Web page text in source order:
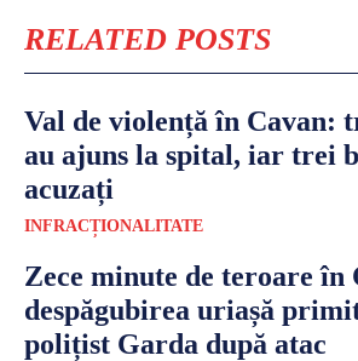
RELATED POSTS
Val de violență în Cavan:
au ajuns la spital, iar trei
acuzați
INFRACȚIONALITATE
Zece minute de teroare în
despăgubirea uriașă
polițist Garda după atac